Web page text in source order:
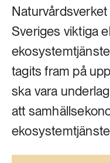
Mat & jordbruk
Skog
Social hållbarhet
Transport
Vatten
252 ARTIKLAR
Landsbygd
939 ARTIKLAR
Livsstil &
Mat & jordbruk
Sveriges viktiga
tagits fram på
ska vara
att